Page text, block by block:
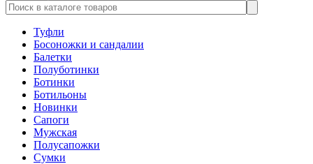
Туфли
Босоножки и сандалии
Балетки
Полуботинки
Ботинки
Ботильоны
Новинки
Сапоги
Мужская
Полусапожки
Сумки